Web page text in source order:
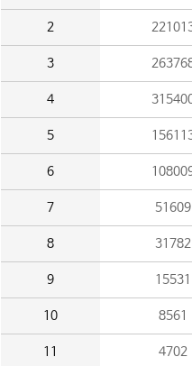
2
3
4
5
6
7 51609
8 31782
9 15531
10 8561
11 4702